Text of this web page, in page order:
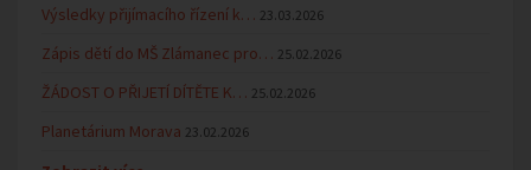
Výsledky přijímacího řízení k… 23.03.2026
Zápis dětí do MŠ Zlámanec pro… 25.02.2026
ŽÁDOST O PŘIJETÍ DÍTĚTE K… 25.02.2026
Planetárium Morava 23.02.2026